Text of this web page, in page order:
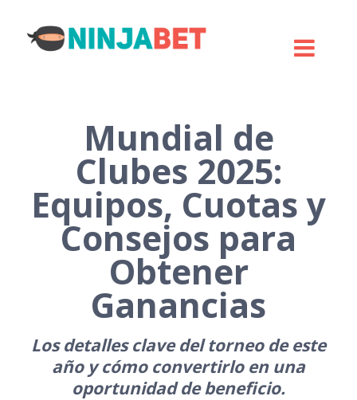
Mundial de
Clubes 2025:
Equipos, Cuotas y
Consejos para
Obtener
Ganancias
Los detalles clave del torneo de este
año y cómo convertirlo en una
oportunidad de beneficio.